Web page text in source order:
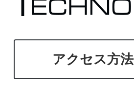
アクセス方法